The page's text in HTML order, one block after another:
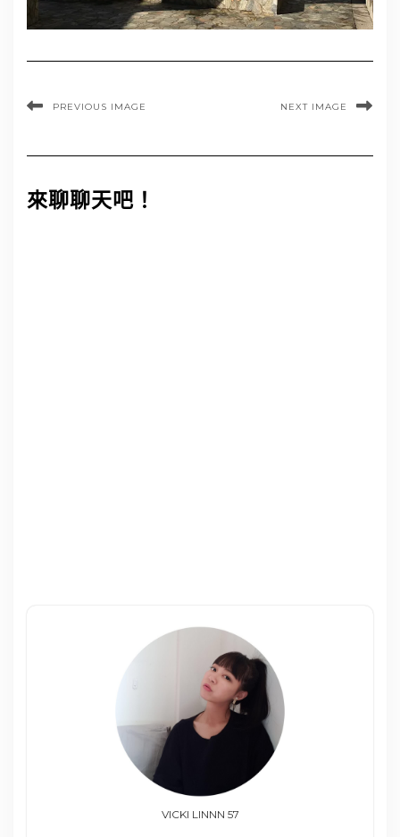
PREVIOUS IMAGE NEXT IMAGE
來聊聊天吧！
VICKI LINNN 57